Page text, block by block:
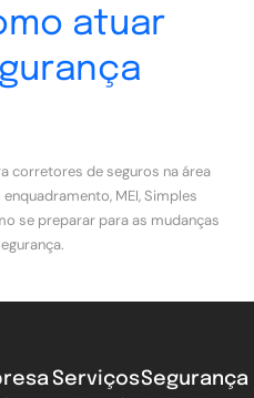
atuar
corretores de seguros na área
MEI, Simples
se preparar para as mudanças
ServiçosSegurança